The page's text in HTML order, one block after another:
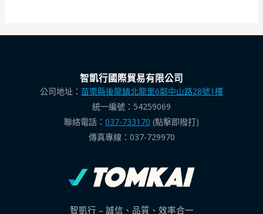
智凱行國際貿易有限公司
公司地址： 苗栗縣後龍鎮北龍里6鄰中山路28號1樓
統一編號：54259069
聯絡電話： 037-733170 (點擊即撥打)
傳真專線：037-729970
智凱行 – 誠信、品質、效率合一